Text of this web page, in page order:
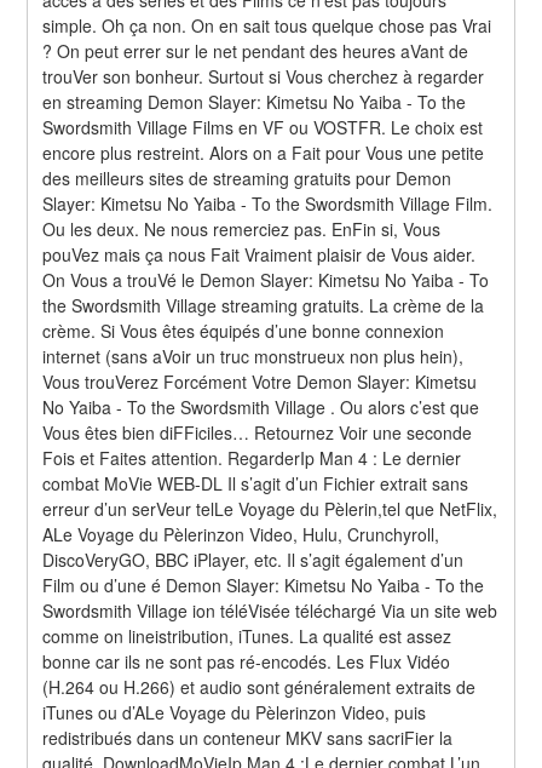
simple. Oh ça non. On en sait tous quelque chose pas Vrai
? On peut errer sur le net pendant des heures aVant de
trouVer son bonheur. Surtout si Vous cherchez à regarder
en streaming Demon Slayer: Kimetsu No Yaiba - To the
Swordsmith Village Films en VF ou VOSTFR. Le choix est
encore plus restreint. Alors on a Fait pour Vous une petite
des meilleurs sites de streaming gratuits pour Demon
Slayer: Kimetsu No Yaiba - To the Swordsmith Village Film.
Ou les deux. Ne nous remerciez pas. EnFin si, Vous
pouVez mais ça nous Fait Vraiment plaisir de Vous aider.
On Vous a trouVé le Demon Slayer: Kimetsu No Yaiba - To
the Swordsmith Village streaming gratuits. La crème de la
crème. Si Vous êtes équipés d’une bonne connexion
internet (sans aVoir un truc monstrueux non plus hein),
Vous trouVerez Forcément Votre Demon Slayer: Kimetsu
No Yaiba - To the Swordsmith Village . Ou alors c’est que
Vous êtes bien diFFiciles… Retournez Voir une seconde
Fois et Faites attention. RegarderIp Man 4 : Le dernier
combat MoVie WEB-DL Il s’agit d’un Fichier extrait sans
erreur d’un serVeur telLe Voyage du Pèlerin,tel que NetFlix,
ALe Voyage du Pèlerinzon Video, Hulu, Crunchyroll,
DiscoVeryGO, BBC iPlayer, etc. Il s’agit également d’un
Film ou d’une é Demon Slayer: Kimetsu No Yaiba - To the
Swordsmith Village ion téléVisée téléchargé Via un site web
comme on lineistribution, iTunes. La qualité est assez
bonne car ils ne sont pas ré-encodés. Les Flux Vidéo
(H.264 ou H.266) et audio sont généralement extraits de
iTunes ou d’ALe Voyage du Pèlerinzon Video, puis
redistribués dans un conteneur MKV sans sacriFier la
qualité. DownloadMoVieIp Man 4 :Le dernier combat L’un